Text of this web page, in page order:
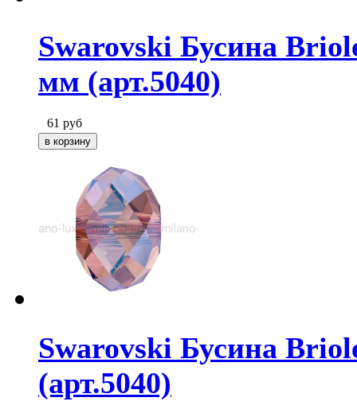
Swarovski Бусина
мм (арт.5040)
61 руб
Swarovski Бусина
(арт.5040)